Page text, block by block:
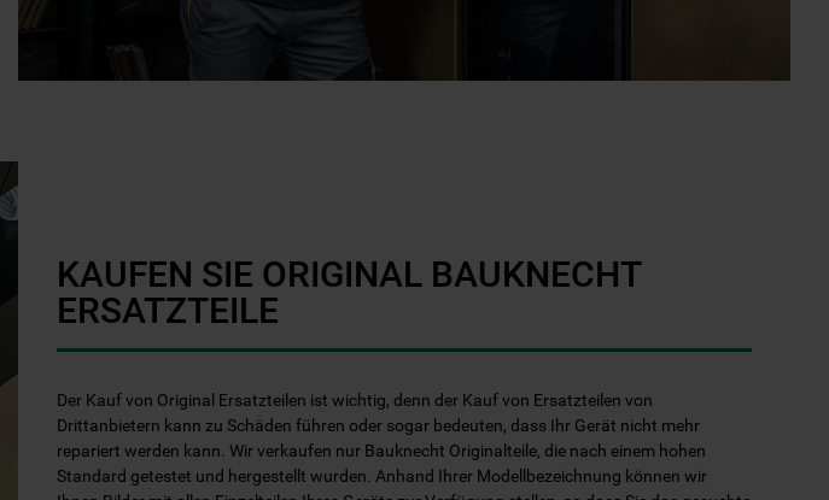
KAUFEN SIE ORIGINAL BAUKNECHT
ERSATZTEILE
Der Kauf von Original Ersatzteilen ist wichtig, denn der Kauf von Ersatzteilen von
Drittanbietern kann zu Schäden führen oder sogar bedeuten, dass Ihr Gerät nicht mehr
repariert werden kann. Wir verkaufen nur Bauknecht Originalteile, die nach einem hohen
Standard getestet und hergestellt wurden. Anhand Ihrer Modellbezeichnung können wir